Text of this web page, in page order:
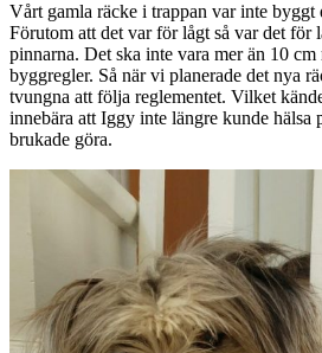
Vårt gamla räcke i trappan var inte byggt
Förutom att det var för lågt så var det för
pinnarna. Det ska inte vara mer än 10
byggregler. Så när vi planerade det nya
tvungna att följa reglementet. Vilket
innebära att Iggy inte längre kunde hälsa
brukade göra.